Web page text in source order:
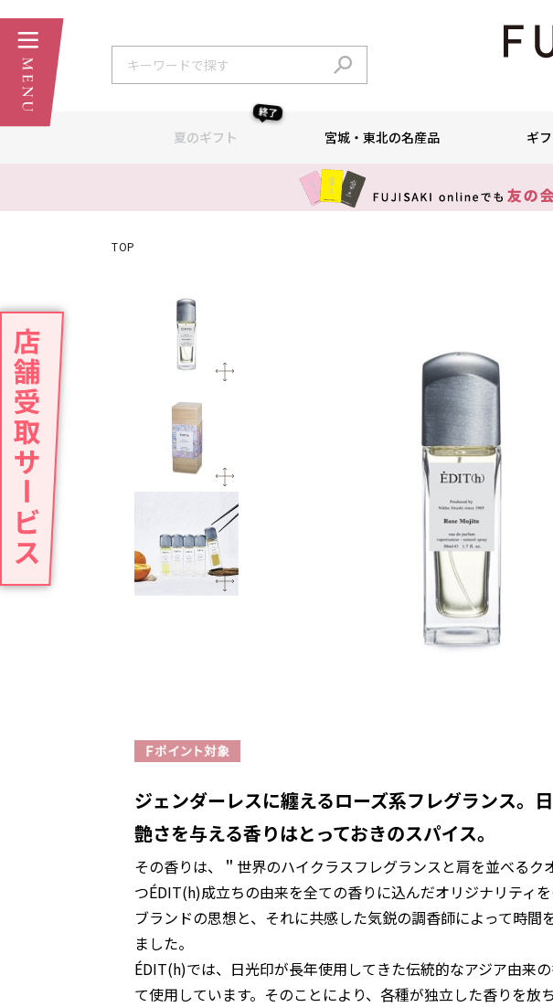
夏のギフト
終了
宮城・東北の名産品 ギ
TOP
ジェンダーレスに纏えるローズ系フレグランス。
艶さを与える香りはとっておきのスパイス。
その香りは、＂世界のハイクラスフレグランスと肩を並べるク
つÉDIT(h)成立ちの由来を全ての香りに込んだオリジナリティ
ブランドの思想と、それに共感した気鋭の調香師によって時間
ました。
ÉDIT(h)では、日光印が長年使用してきた伝統的なアジア由来
て使用しています。そのことにより、各種が独立した香りを放